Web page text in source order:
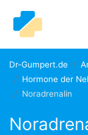
Dr-Gumpert.de
Hormone der
Noradrenalin